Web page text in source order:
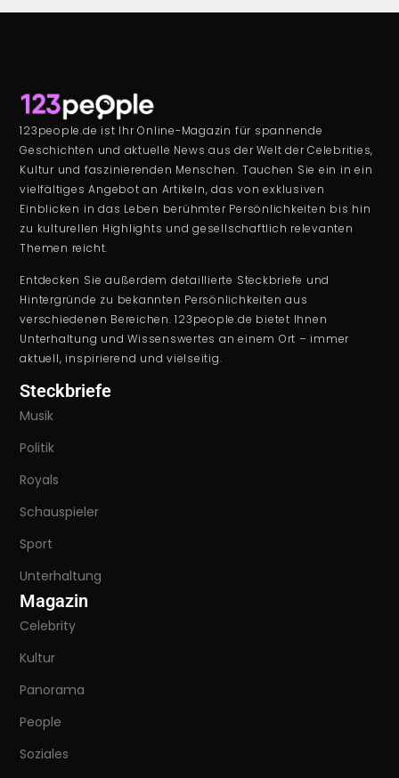
123people.de ist Ihr Online-Magazin für spannende
Geschichten und aktuelle News aus der Welt der Celebrities,
Kultur und faszinierenden Menschen. Tauchen Sie ein in ein
vielfältiges Angebot an Artikeln, das von exklusiven
Einblicken in das Leben berühmter Persönlichkeiten bis hin
zu kulturellen Highlights und gesellschaftlich relevanten
Themen reicht.
Entdecken Sie außerdem detaillierte Steckbriefe und
Hintergründe zu bekannten Persönlichkeiten aus
verschiedenen Bereichen. 123people.de bietet Ihnen
Unterhaltung und Wissenswertes an einem Ort – immer
aktuell, inspirierend und vielseitig.
Steckbriefe
Musik
Politik
Royals
Schauspieler
Sport
Unterhaltung
Magazin
Celebrity
Kultur
Panorama
People
Soziales